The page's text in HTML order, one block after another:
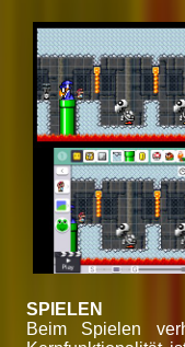
SPIELEN
Beim Spielen